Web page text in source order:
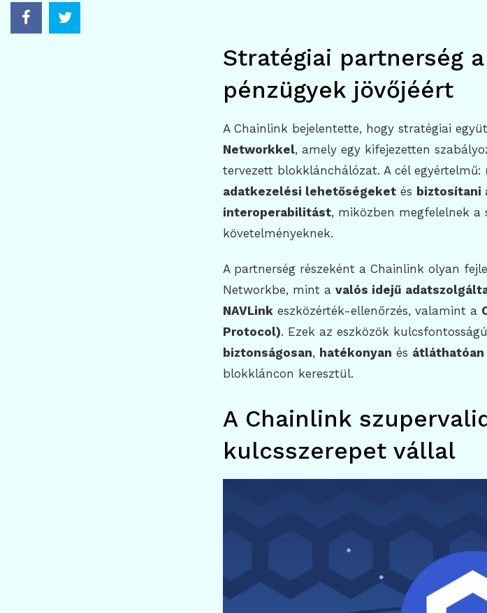
Stratégiai partnerség
pénzügyek jövőjéért
A Chainlink bejelentette, hogy stratégiai
Networkkel, amely egy kifejezetten
tervezett blokklánchálózat. A cél egyértelmű:
adatkezelési lehetőségeket és biztosítani
interoperabilitást, miközben megfelelnek a
követelményeknek.
A partnerség részeként a Chainlink olyan
Networkbe, mint a valós idejű
NAVLink eszközérték-ellenőrzés, valamint a
Protocol). Ezek az eszközök
biztonságosan, hatékonyan és átláthatóan
blokkláncon keresztül.
A Chainlink
kulcsszerepet vállal